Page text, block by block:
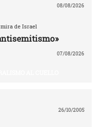
08/08/2026
de Israel
07/08/2026
26/10/2005